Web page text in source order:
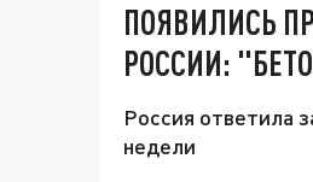
ПОЯВИЛИСЬ
РОССИИ:
Россия ответила
недели